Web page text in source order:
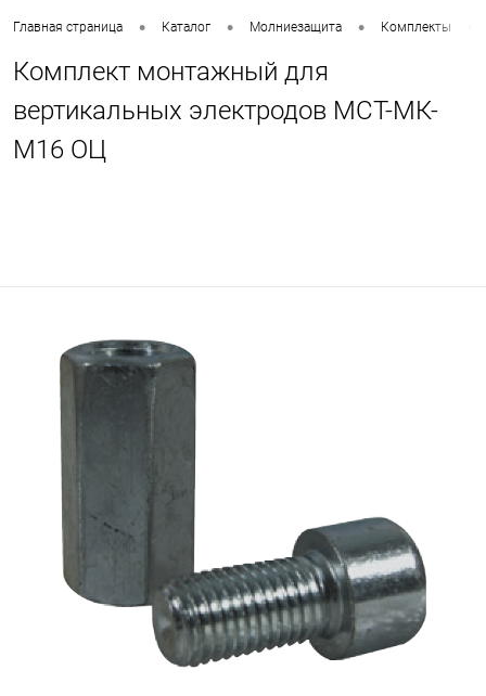
Главная страница • Каталог • Молниезащита • Комплекты
Комплект монтажный для
вертикальных электродов МСТ-МК-
М16 ОЦ